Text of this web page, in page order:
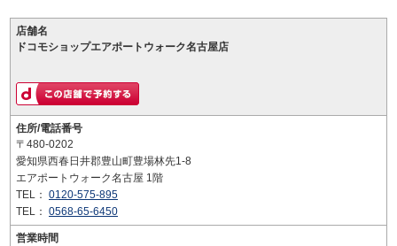
店舗名
ドコモショップエアポートウォーク名古屋店
住所/電話番号
〒480-0202
愛知県西春日井郡豊山町豊場林先1-8
エアポートウォーク名古屋 1階
TEL： 0120-575-895
TEL： 0568-65-6450
営業時間